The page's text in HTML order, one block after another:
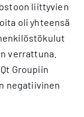
liittyvien
oli yhteensä
verrattuna.
Groupiin
negatiivinen